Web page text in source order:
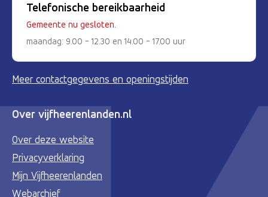
Telefonische bereikbaarheid
Gemeente nu gesloten.
maandag: 9.00 - 12.30 en 14.00 - 17.00 uur
Meer contactgegevens en openingstijden
Over vijfheerenlanden.nl
Over deze website
Privacyverklaring
Mijn Vijfheerenlanden
Webarchief